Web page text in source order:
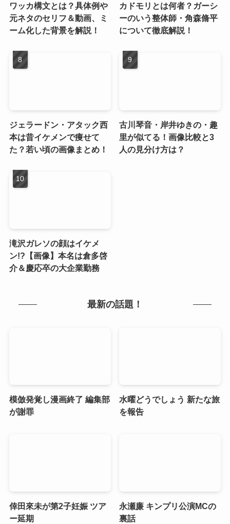
ワッカ構文とは？具体例や
元ネタのセリフ＆動画、ミ
ーム化した背景を解説！
カドモリとは何者？ガーシ
ーのいう整体師・角森脩平
について徹底解説！
ジェラードン・アタック西
本は昔イケメンで痩せて
た？若い頃の画像まとめ！
古川琴音・岸井ゆきの・趣
里が似てる！画像比較と3
人の見分け方は？
滝沢ガレソの顔はイケメ
ン!?【画像】本名は倉多啓
介＆慶応卒の大企業勤務
最新の話題！
模倣発覚し漫画終了 編集部
が謝罪
水曜どうでしょう 新たな旅
を報告
倖田來未が第2子妊娠 ツア
ー延期
永瀬廉 キンプリ公演MCの
裏話